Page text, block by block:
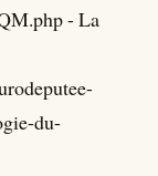
- La
du-